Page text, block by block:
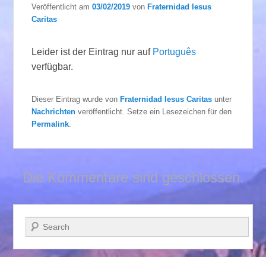
Veröffentlicht am03/02/2019 vonFraternidad Iesus
Caritas
Leider ist der Eintrag nur auf Português
verfügbar.
Dieser Eintrag wurde vonFraternidad Iesus Caritas unter
Nachrichten veröffentlicht. Setze ein Lesezeichen für den
Permalink
Die Kommentare sind geschlossen.
Suchen